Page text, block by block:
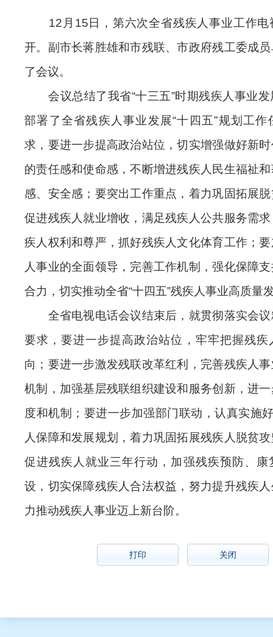
12月15日，第六次全省残疾人事业工作电
开。副市长蒋胜雄和市残联、市政府残工委成
了会议。
会议总结了我省“十三五”时期残疾人事业发
部署了全省残疾人事业发展“十四五”规划工作
求，要进一步提高政治站位，切实增强做好新
的责任感和使命感，不断增进残疾人民生福祉
感、安全感；要突出工作重点，着力巩固拓展
促进残疾人就业增收，满足残疾人公共服务需
疾人权利和尊严，抓好残疾人文化体育工作；
人事业的全面领导，完善工作机制，强化保障
合力，切实推动全省“十四五”残疾人事业高质量
全省电视电话会议结束后，就贯彻落实会议
要求，要进一步提高政治站位，牢牢把握残疾
向；要进一步激发残联改革红利，完善残疾人
机制，加强基层残联组织建设和服务创新，进
度和机制；要进一步加强部门联动，认真实施
人保障和发展规划，着力巩固拓展残疾人脱贫
促进残疾人就业三年行动，加强残疾预防、康
设，切实保障残疾人合法权益，努力提升残疾
力推动残疾人事业迈上新台阶。
打印 关闭